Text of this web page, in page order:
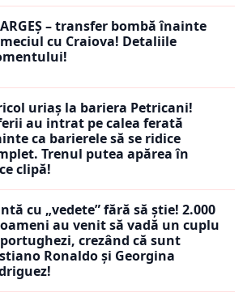
ARGEȘ – transfer bombă înainte
cu Craiova! Detaliile
uriaș la bariera Petricani!
au intrat pe calea ferată
ca barierele să se ridice
Trenul putea apărea în
clipă!
cu „vedete” fără să știe! 2.000
au venit să vadă un cuplu
crezând că sunt
Ronaldo și Georgina